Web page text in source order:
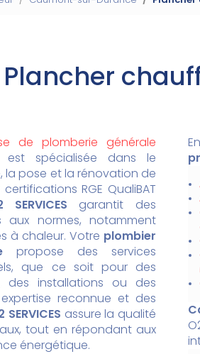
Plancher
de plomberie générale
est spécialisée dans le
pose et la rénovation de
RGE QualiBAT
SERVICES garantit des
aux normes, notamment
à chaleur. Votre plombier
propose des services
que ce soit pour des
des installations ou des
reconnue et des
SERVICES assure la qualité
tout en répondant aux
énergétique.